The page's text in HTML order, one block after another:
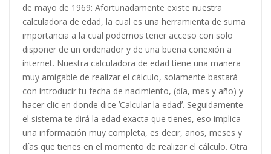
de mayo de 1969: Afortunadamente existe nuestra
calculadora de edad, la cual es una herramienta de suma
importancia a la cual podemos tener acceso con solo
disponer de un ordenador y de una buena conexión a
internet. Nuestra calculadora de edad tiene una manera
muy amigable de realizar el cálculo, solamente bastará
con introducir tu fecha de nacimiento, (día, mes y año) y
hacer clic en donde dice ʼCalcular la edadʼ. Seguidamente
el sistema te dirá la edad exacta que tienes, eso implica
una información muy completa, es decir, años, meses y
días que tienes en el momento de realizar el cálculo. Otra